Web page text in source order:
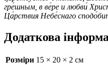
гре́шным, в ве́ре и любви́
Ца́рствия Небе́снаго
Додаткова
Розміри 15 × 20 × 2 см